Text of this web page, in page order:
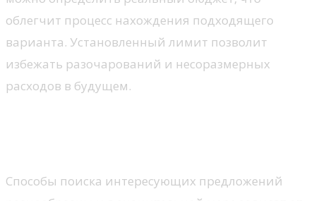
облегчит процесс нахождения подходящего
варианта. Установленный лимит позволит
избежать разочарований и несоразмерных
расходов в будущем.
Способы поиска интересующих предложений